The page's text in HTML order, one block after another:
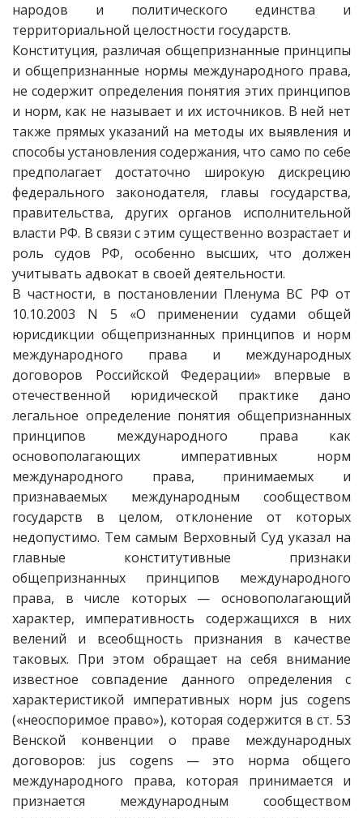
народов и политического единства и
территориальной целостности государств.
Конституция, различая общепризнанные принципы
и общепризнанные нормы международного права,
не содержит определения понятия этих принципов
и норм, как не называет и их источников. В ней нет
также прямых указаний на методы их выявления и
способы установления содержания, что само по себе
предполагает достаточно широкую дискрецию
федерального законодателя, главы государства,
правительства, других органов исполнительной
власти РФ. В связи с этим существенно возрастает и
роль судов РФ, особенно высших, что должен
учитывать адвокат в своей деятельности.
В частности, в постановлении Пленума ВС РФ от
10.10.2003 N 5 «О применении судами общей
юрисдикции общепризнанных принципов и норм
международного права и международных
договоров Российской Федерации» впервые в
отечественной юридической практике дано
легальное определение понятия общепризнанных
принципов международного права как
основополагающих императивных норм
международного права, принимаемых и
признаваемых международным сообществом
государств в целом, отклонение от которых
недопустимо. Тем самым Верховный Суд указал на
главные конститутивные признаки
общепризнанных принципов международного
права, в числе которых — основополагающий
характер, императивность содержащихся в них
велений и всеобщность признания в качестве
таковых. При этом обращает на себя внимание
известное совпадение данного определения с
характеристикой императивных норм jus cogens
(«неоспоримое право»), которая содержится в ст. 53
Венской конвенции о праве международных
договоров: jus cogens — это норма общего
международного права, которая принимается и
признается международным сообществом